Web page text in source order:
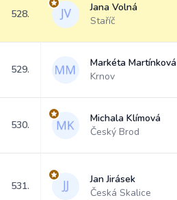
528.
Jana Volná
Staříč
529.
Markéta Martínková
Krnov
530.
Michala Klímová
Český Brod
531.
Jan Jirásek
Česká Skalice